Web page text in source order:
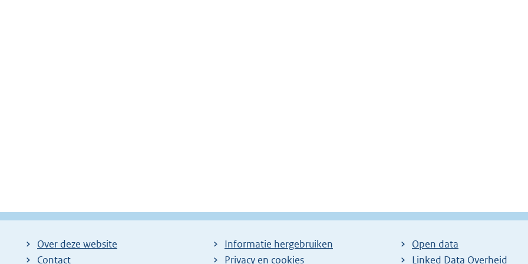
Over deze website
Contact
Informatie hergebruiken
Privacy en cookies
Open data
Linked Data Overheid